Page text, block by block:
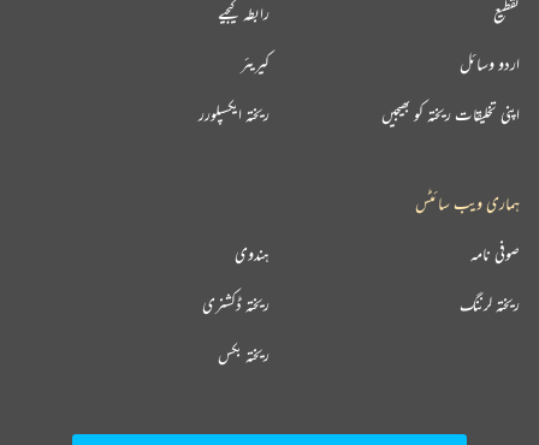
تقطیع
اردو وسائل
اپنی تخلیقات ریختہ کو بھیجیں
رابطہ کیجیے
کیریئر
ریختہ ایکسپلورر
ہماری ویب سائٹس
ہندوی صوفی نامہ
ریختہ ڈکشنری ریختہ لرننگ
ریختہ بکس